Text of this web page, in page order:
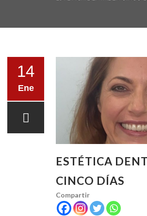
14
Ene
ESTÉTICA
CINCO DÍAS
Compartir